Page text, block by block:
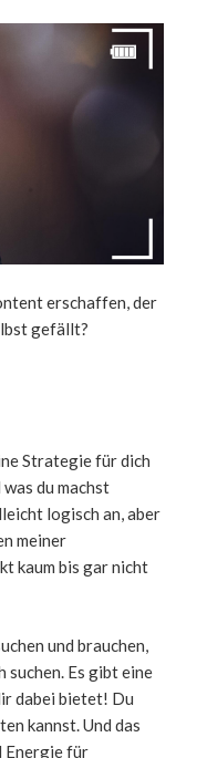
erschaffen, der
gefällt?
Strategie für dich
du machst
logisch an, aber
meiner
kaum bis gar nicht
und brauchen,
suchen. Es gibt eine
dabei bietet! Du
kannst. Und das
Energie für